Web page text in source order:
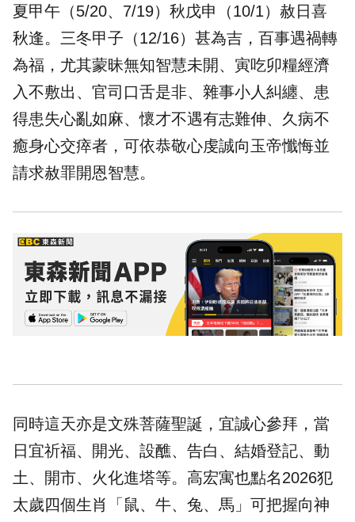
夏甲午（5/20、7/19）秋戊申（10/1）赦日喜
秋逢。三冬甲子（12/16）甚為吉，百事遇禍轉
為福，尤其蒙昧無知智慧未開、寅吃卯糧經濟
入不敷出、官司口舌是非、雜事小人糾纏、患
得患失心亂如麻、懷才不遇有志難伸、久病不
癒身心交瘁者，可依恭敬心虔誠向玉帝懺悔並
請求赦罪開恩智慧。
同時這天亦是文殊菩薩聖誕，宜誠心參拜，當
日宜祈福、開光、設醮、告白、結婚登記、動
土、開市、火化進塔等。高宏寓也點名2026犯
太歲四個生肖「鼠、牛、兔、馬」可把握向神